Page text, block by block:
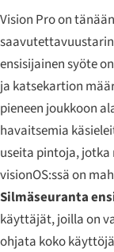
Vision Pro on
ensisijainen syöte
ja katsekartion
pieneen joukkoon
havaitsemia
useita pintoja,
visionOS:ssä on
Silmäseuranta
käyttäjät, joilla on
ohjata koko